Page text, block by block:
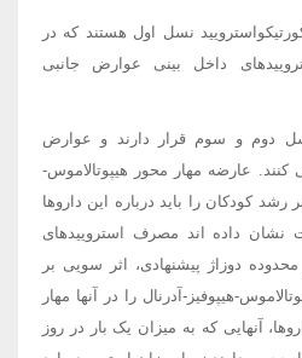
کورتیکواسترویید نسل اول هستند که در
داخل بینی عوارض جانبی
دوم و سوم قرار دارند و عوارض
عارضه مهار محور هیپوتالاموس-
رشد کودکان را باید درباره این داروها
نشان داده اند مصرف استروییدهای
دوزاژ پیشنهادی، اثر سویی بر
هیپوفیز-آدرنال را در آنها مهار
آنهایی که به میزان یک بار در روز